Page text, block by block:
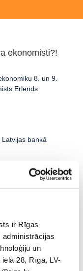
ir Rīgas
un
28, Rīga, LV-
ekonomisti?!
8. un 9.
Erlends
bankā
lai kļūtu par labu
naudas
ir naudas vērtība